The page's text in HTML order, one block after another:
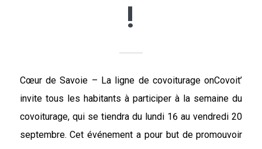
!
Cœur de Savoie – La ligne de covoiturage onCovoit’
invite tous les habitants à participer à la semaine du
covoiturage, qui se tiendra du lundi 16 au vendredi 20
septembre. Cet événement a pour but de promouvoir